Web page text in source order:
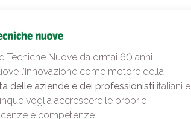
Tecniche Nuove da ormai 60 anni
l’innovazione come motore della
delle aziende e dei professionisti italiani e
voglia accrescere le proprie
e competenze